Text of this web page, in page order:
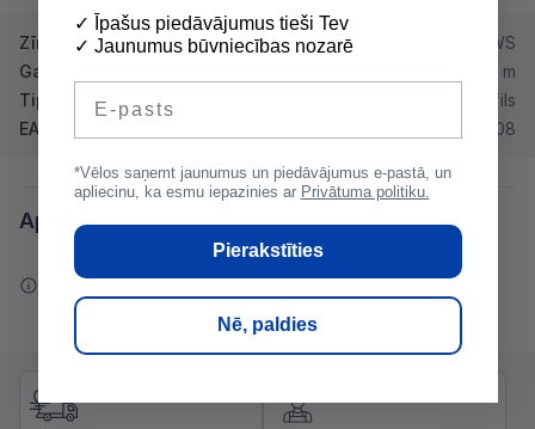
Zīmols
VWS
Garums
2.6 m
Tips
Loga profils
EAN
4027325262308
Apraksts
Ziņot par kļūdu saturā
✓ Īpašus piedāvājumus tieši Tev
✓ Jaunumus būvniecības nozarē
*Vēlos saņemt jaunumus un piedāvājumus e-pastā, un
apliecinu, ka esmu iepazinies ar Privātuma politiku.
Pierakstīties
Nē, paldies